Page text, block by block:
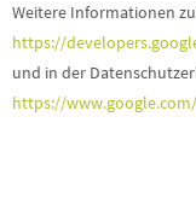
Weitere Informationen
https://
und in der
https://